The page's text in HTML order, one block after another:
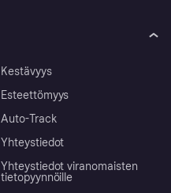
Kestävyys
Esteettömyys
Auto-Track
Yhteystiedot
Yhteystiedot viranomaisten
tietopyynnöille